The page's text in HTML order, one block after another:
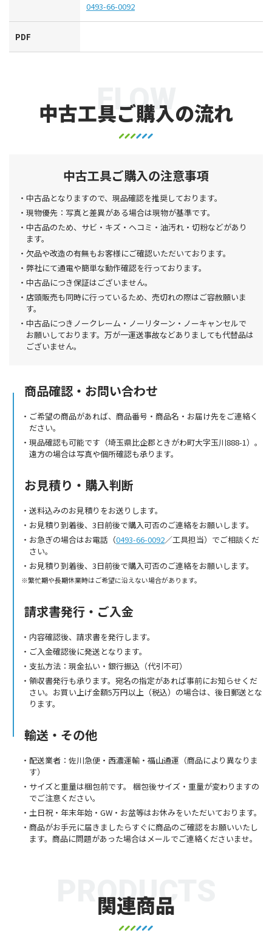
0493-66-0092
PDF
中古工具ご購入の流れ
FLOW
中古工具ご購入の注意事項
中古品となりますので、現品確認を推奨しております。
現物優先：写真と差異がある場合は現物が基準です。
中古品のため、サビ・キズ・ヘコミ・油汚れ・切粉などがあり
ます。
欠品や改造の有無もお客様にご確認いただいております。
弊社にて通電や簡単な動作確認を行っております。
中古品につき保証はございません。
店頭販売も同時に行っているため、売切れの際はご容赦願いま
す。
中古品につきノークレーム・ノーリターン・ノーキャンセルで
お願いしております。万が一運送事故などありましても代替品は
ございません。
商品確認・お問い合わせ
ご希望の商品があれば、商品番号・商品名・お届け先をご連絡く
ださい。
現品確認も可能です（埼玉県比企郡ときがわ町大字玉川888-1）。
遠方の場合は写真や個所確認も承ります。
お見積り・購入判断
送料込みのお見積りをお送りします。
お見積り到着後、3日前後で購入可否のご連絡をお願いします。
お急ぎの場合はお電話（0493-66-0092／工具担当）でご相談くだ
さい。
お見積り到着後、3日前後で購入可否のご連絡をお願いします。
繁忙期や長期休業時はご希望に沿えない場合があります。
請求書発行・ご入金
内容確認後、請求書を発行します。
ご入金確認後に発送となります。
支払方法：現金払い・銀行振込（代引不可）
領収書発行も承ります。宛名の指定があれば事前にお知らせくだ
さい。お買い上げ金額5万円以上（税込）の場合は、後日郵送とな
ります。
輸送・その他
配送業者：佐川急便・西濃運輸・福山通運（商品により異なりま
す）
サイズと重量は梱包前です。 梱包後サイズ・重量が変わりますの
でご注意ください。
土日祝・年末年始・GW・お盆等はお休みをいただいております。
商品がお手元に届きましたらすぐに商品のご確認をお願いいたし
ます。商品に問題があった場合はメールでご連絡くださいませ。
関連商品
PRODUCTS